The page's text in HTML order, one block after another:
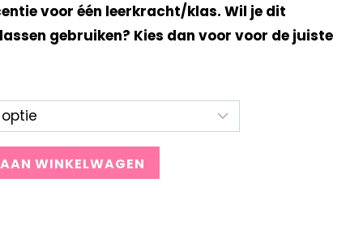
voor één leerkracht/klas. Wil je dit
gebruiken? Kies dan voor voor de juiste
WINKELWAGEN